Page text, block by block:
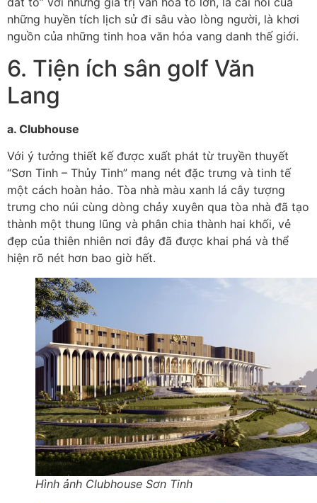
những huyền tích lịch sử đi sâu vào lòng người, là khơi
nguồn của những tinh hoa văn hóa vang danh thế giới.
6. Tiện ích sân golf Văn
Lang
a. Clubhouse
Với ý tưởng thiết kế được xuất phát từ truyền thuyết
“Sơn Tinh – Thủy Tinh” mang nét đặc trưng và tinh tế
một cách hoàn hảo. Tòa nhà màu xanh lá cây tượng
trưng cho núi cùng dòng chảy xuyên qua tòa nhà đã tạo
thành một thung lũng và phân chia thành hai khối, vẻ
đẹp của thiên nhiên nơi đây đã được khai phá và thể
hiện rõ nét hơn bao giờ hết.
Hình ảnh Clubhouse Sơn Tinh